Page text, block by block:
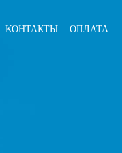
КОНТАКТЫ ОПЛАТА